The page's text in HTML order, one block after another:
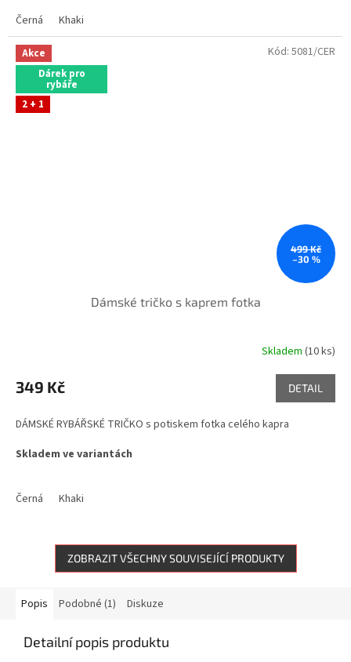
Skladem ve variantách
Černá Khaki
Akce
Dárek pro
rybáře
2 + 1
499 Kč
–30 %
Dámské tričko s kaprem fotka
Skladem (10 ks)
349 Kč DETAIL
DÁMSKÉ RYBÁŘSKÉ TRIČKO s potiskem fotka celého kapra
Skladem ve variantách
Černá Khaki
Kód: 5081/CER
ZOBRAZIT VŠECHNY SOUVISEJÍCÍ PRODUKTY
Popis Podobné (1) Diskuze
Detailní popis produktu